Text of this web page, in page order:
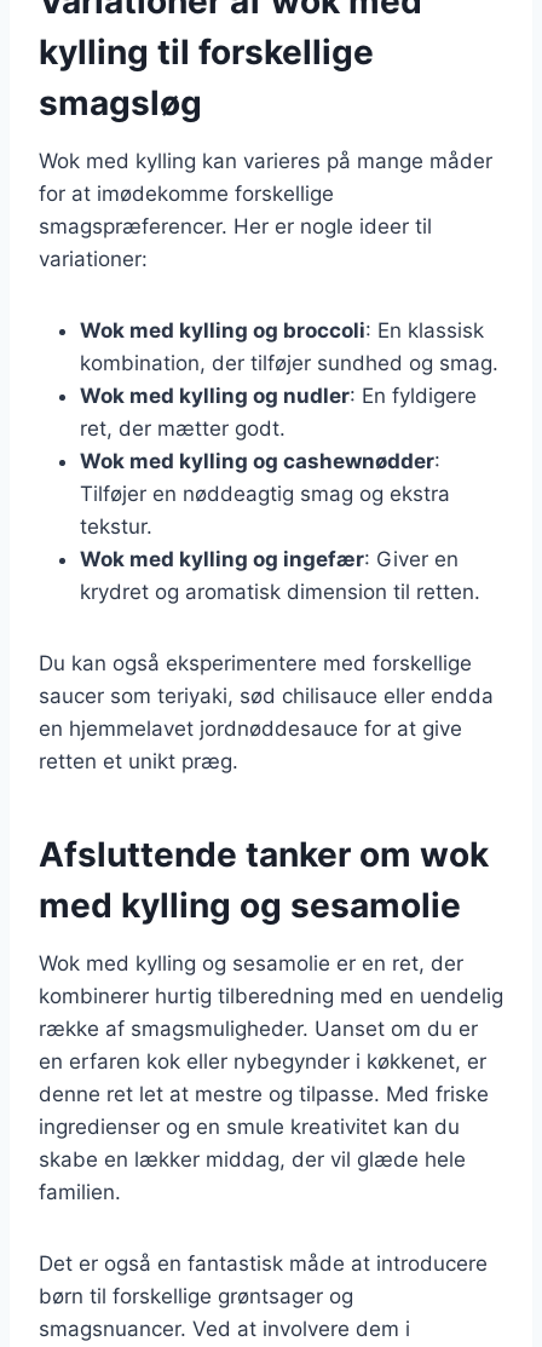
kylling til forskellige
smagsløg
Wok med kylling kan varieres på mange måder
for at imødekomme forskellige
smagspræferencer. Her er nogle ideer til
variationer:
Wok med kylling og broccoli: En klassisk
kombination, der tilføjer sundhed og smag.
Wok med kylling og nudler: En fyldigere
ret, der mætter godt.
Wok med kylling og cashewnødder:
Tilføjer en nøddeagtig smag og ekstra
tekstur.
Wok med kylling og ingefær: Giver en
krydret og aromatisk dimension til retten.
Du kan også eksperimentere med forskellige
saucer som teriyaki, sød chilisauce eller endda
en hjemmelavet jordnøddesauce for at give
retten et unikt præg.
Afsluttende tanker om wok
med kylling og sesamolie
Wok med kylling og sesamolie er en ret, der
kombinerer hurtig tilberedning med en uendelig
række af smagsmuligheder. Uanset om du er
en erfaren kok eller nybegynder i køkkenet, er
denne ret let at mestre og tilpasse. Med friske
ingredienser og en smule kreativitet kan du
skabe en lækker middag, der vil glæde hele
familien.
Det er også en fantastisk måde at introducere
børn til forskellige grøntsager og
smagsnuancer. Ved at involvere dem i